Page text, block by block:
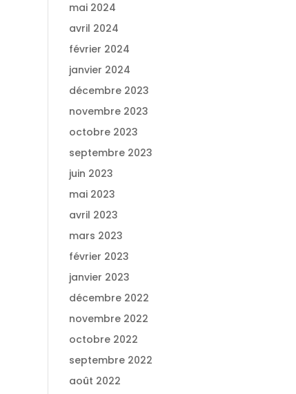
mai 2024
avril 2024
février 2024
janvier 2024
décembre 2023
novembre 2023
octobre 2023
septembre 2023
juin 2023
mai 2023
avril 2023
mars 2023
février 2023
janvier 2023
décembre 2022
novembre 2022
octobre 2022
septembre 2022
août 2022